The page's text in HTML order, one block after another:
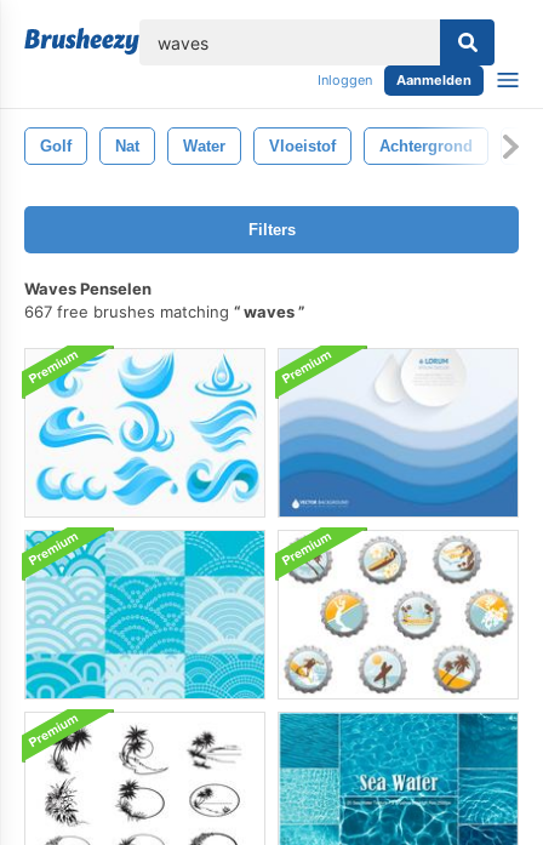
Inloggen Aanmelden
Golf Nat Water Vloeistof Achtergrond
Filters
Waves Penselen
667 free brushes matching
waves